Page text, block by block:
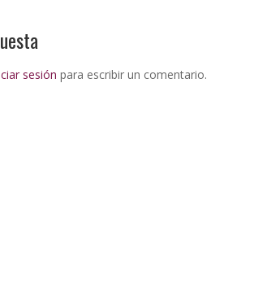
sesión para escribir un comentario.